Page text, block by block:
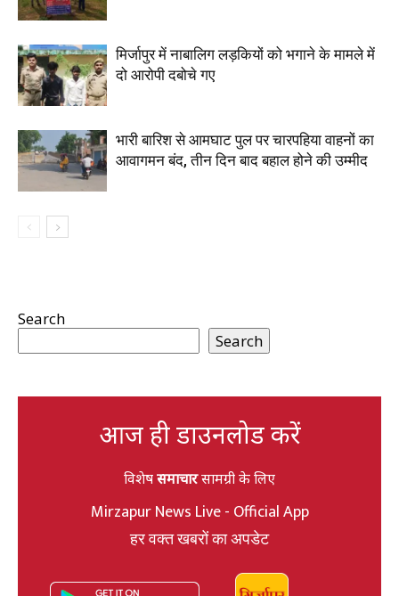
मिर्जापुर में नाबालिग लड़कियों को भगाने के मामले में
दो आरोपी दबोचे गए
भारी बारिश से आमघाट पुल पर चारपहिया वाहनों का
आवागमन बंद, तीन दिन बाद बहाल होने की उम्मीद
Search
Search
आज ही डाउनलोड करें
विशेषसमाचारसामग्री के लिए
Mirzapur News Live - Official App
हर वक्त खबरों का अपडेट